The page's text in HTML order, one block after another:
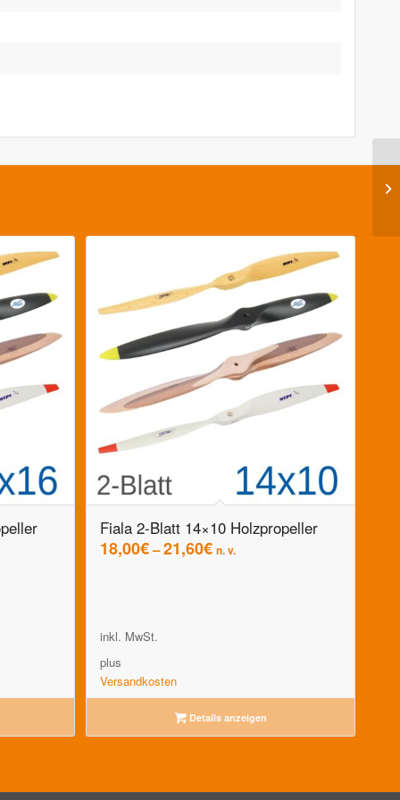
Fiala 2-Blatt 14×10 Holzpropeller
18,00€–21,60€ n. v.
inkl. MwSt.
plus
Versandkosten
Details anzeigen